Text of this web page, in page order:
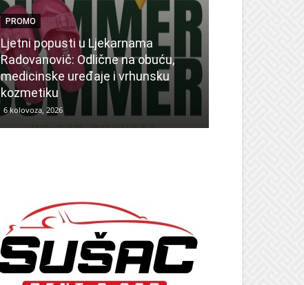
PROMO
Ljetni popusti u Ljekarnama
Radovanović: Odlične na obuću,
medicinske uređaje i vrhunsku
kozmetiku
6 kolovoza, 2026